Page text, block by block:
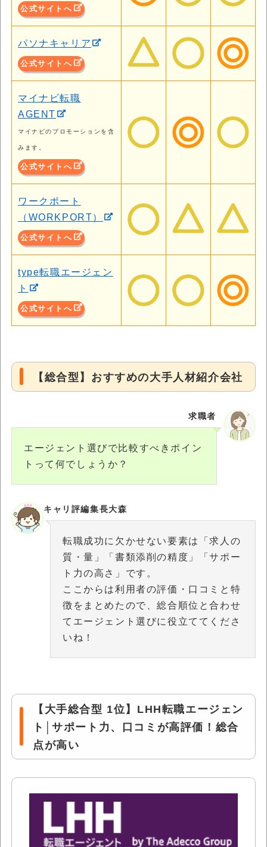
公式サイトへ
パソナキャリア
公式サイトへ
マイナビ転職
AGENT
マイナビのプロモーションを含
みます。
公式サイトへ
ワークポート
（WORKPORT）
公式サイトへ
type転職エージェン
ト
公式サイトへ
【総合型】おすすめの大手人材紹介会社
エージェント選びで比較すべきポイン
トって何でしょうか？
求職者
キャリ評編集長大森
転職成功に欠かせない要素は「求人の
質・量」「書類添削の精度」「サポー
ト力の高さ」です。
ここからは利用者の評価・口コミと特
徴をまとめたので、総合順位と合わせ
てエージェント選びに役立ててくださ
いね！
【大手総合型 1位】LHH転職エージェン
ト│サポート力、口コミが高評価！総合
点が高い